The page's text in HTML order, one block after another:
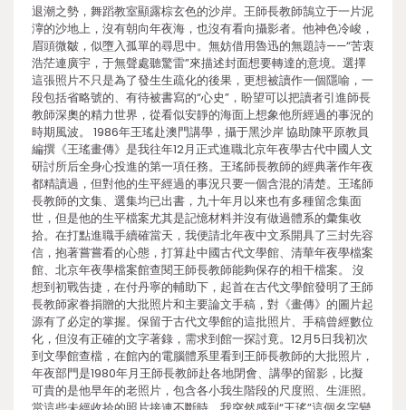
退潮之勢，舞蹈教室顯露棕玄色的沙岸。王師長教師鵠立于一片泥
濘的沙地上，沒有朝向年夜海，也沒有看向攝影者。他神色冷峻，
眉頭微皺，似墮入孤單的尋思中。無妨借用魯迅的無題詩——“苦衷
浩茫連廣宇，于無聲處聽驚雷”來描述封面想要轉達的意境。選擇
這張照片不只是為了發生生疏化的後果，更想被讀作一個隱喻，一
段包括省略號的、有待被書寫的“心史”，盼望可以把讀者引進師長
教師深奧的精力世界，從看似安靜的海面上想象他所經過的事況的
時期風波。 1986年王瑤赴澳門講學，攝于黑沙岸 協助陳平原教員
編撰《王瑤畫傳》是我往年12月正式進職北京年夜學古代中國人文
研討所后全身心投進的第一項任務。王瑤師長教師的經典著作年夜
都精讀過，但對他的生平經過的事況只要一個含混的清楚。王瑤師
長教師的文集、選集均已出書，九十年月以來也有多種留念集面
世，但是他的生平檔案尤其是記憶材料并沒有做過體系的彙集收
拾。在打點進職手續確當天，我便請北年夜中文系開具了三封先容
信，抱著嘗嘗看的心態，打算赴中國古代文學館、清華年夜學檔案
館、北京年夜學檔案館查閱王師長教師能夠保存的相干檔案。 沒
想到初戰告捷，在付丹寧的輔助下，起首在古代文學館發明了王師
長教師家眷捐贈的大批照片和主要論文手稿，對《畫傳》的圖片起
源有了必定的掌握。保留于古代文學館的這批照片、手稿曾經數位
化，但沒有正確的文字著錄，需求到館一探討竟。12月5日我初次
到文學館查檔，在館內的電腦體系里看到王師長教師的大批照片，
年夜部門是1980年月王師長教師赴各地閉會、講學的留影，比擬
可貴的是他早年的老照片，包含各小我生階段的尺度照、生涯照。